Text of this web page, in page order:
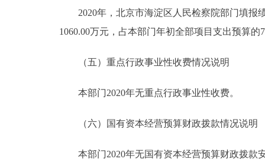
2020年，北京市海淀区人民检察院部门填报绩
1060.00万元，占本部门年初全部项目支出预算的
（五）重点行政事业性收费情况说明
本部门2020年无重点行政事业性收费。
（六）国有资本经营预算财政拨款情况说明
本部门2020年无国有资本经营预算财政拨款